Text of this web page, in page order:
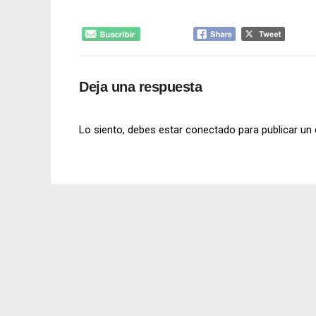
Deja una respuesta
Lo siento, debes estar conectado para publicar un